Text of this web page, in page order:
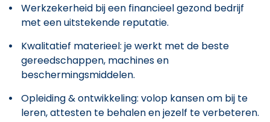
Werkzekerheid bij een financieel gezond bedrijf
met een uitstekende reputatie.
Kwalitatief materieel: je werkt met de beste
gereedschappen, machines en
beschermingsmiddelen.
Opleiding & ontwikkeling: volop kansen om bij te
leren, attesten te behalen en jezelf te verbeteren.